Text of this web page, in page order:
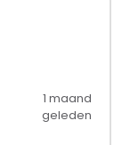
1 maand
geleden